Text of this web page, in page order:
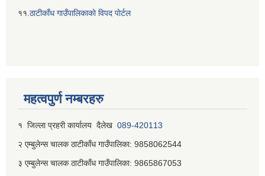
११.ठाटीकाँध गाउँपालिकाकाे विपद पाेर्टल
महत्वपुर्ण नम्बरहरु
१ जिल्‍ला प्रहरी कार्यालय दैलेख 089-420113
२ एम्बुलेन्स चालक ठाटीकाँध गाउँपालिका: 9858062544
३ एम्बुलेन्स चालक ठाटीकाँध गाउँपालिका: 9865867053